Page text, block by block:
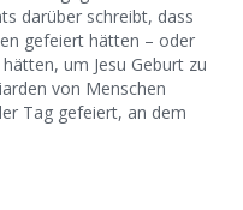
darüber schreibt, dass
gefeiert hätten – oder
um Jesu Geburt zu
von Menschen
Tag gefeiert, an dem